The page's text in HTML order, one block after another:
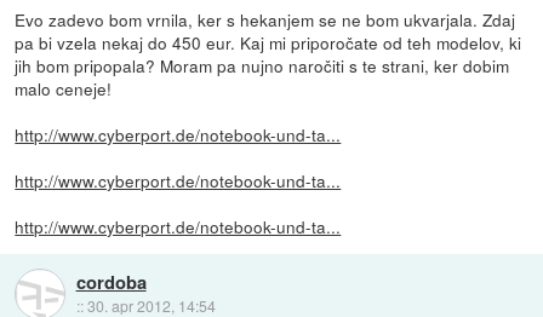
Evo zadevo bom vrnila, ker s hekanjem se ne bom ukvarjala. Zdaj
pa bi vzela nekaj do 450 eur. Kaj mi priporočate od teh modelov, ki
jih bom pripopala? Moram pa nujno naročiti s te strani, ker dobim
malo ceneje!
http://www.cyberport.de/notebook-und-ta...
http://www.cyberport.de/notebook-und-ta...
http://www.cyberport.de/notebook-und-ta...
cordoba
::30. apr 2012, 14:54